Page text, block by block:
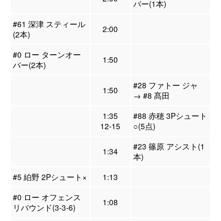
バー(1本)
#61 深津 スティール
(2本)
2:00
#0 ロー ターンオー
バー(2本)
1:50
1:50
#28 ファトー ジャ
→ #8 髙田
1:35
12-15
#88 赤穂 3Pシュート
○(5点)
1:34
#23 篠原 アシスト(1
本)
#5 絈野 2Pシュート×
1:13
#0 ロー オフェンス
リバウンド(3-3-6)
1:08